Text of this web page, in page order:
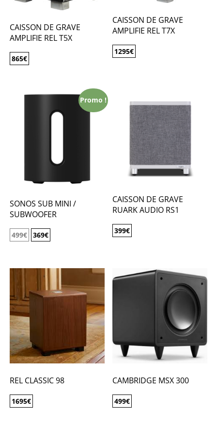
CAISSON DE GRAVE
AMPLIFIE REL T5X
865€
CAISSON DE GRAVE
AMPLIFIE REL T7X
1295€
Promo !
SONOS SUB MINI /
SUBWOOFER
499€ 369€
CAISSON DE GRAVE
RUARK AUDIO RS1
399€
REL CLASSIC 98
1695€
CAMBRIDGE MSX 300
499€